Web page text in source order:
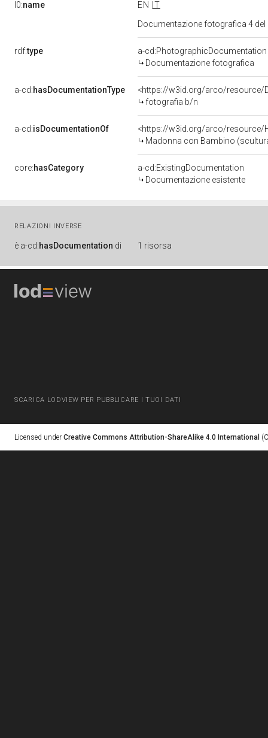
l0:name EN
IT
Documentazione fotografica 4
rdf:type
a-cd:PhotographicDocumentation
Documentazione fotografica
a-cd:hasDocumentationType
<https://w3id.org/arco/resource/
fotografia b/n
a-cd:isDocumentationOf
<https://w3id.org/arco/resource/
Madonna con Bambino
core:hasCategory
a-cd:ExistingDocumentation
Documentazione esistente
RELAZIONI INVERSE
è a-cd:hasDocumentation di 1 risorsa
SCARICA LODVIEW PER PUBBLICARE I TUOI DATI
Licensed under Creative Commons Attribution-ShareAlike 4.0 International